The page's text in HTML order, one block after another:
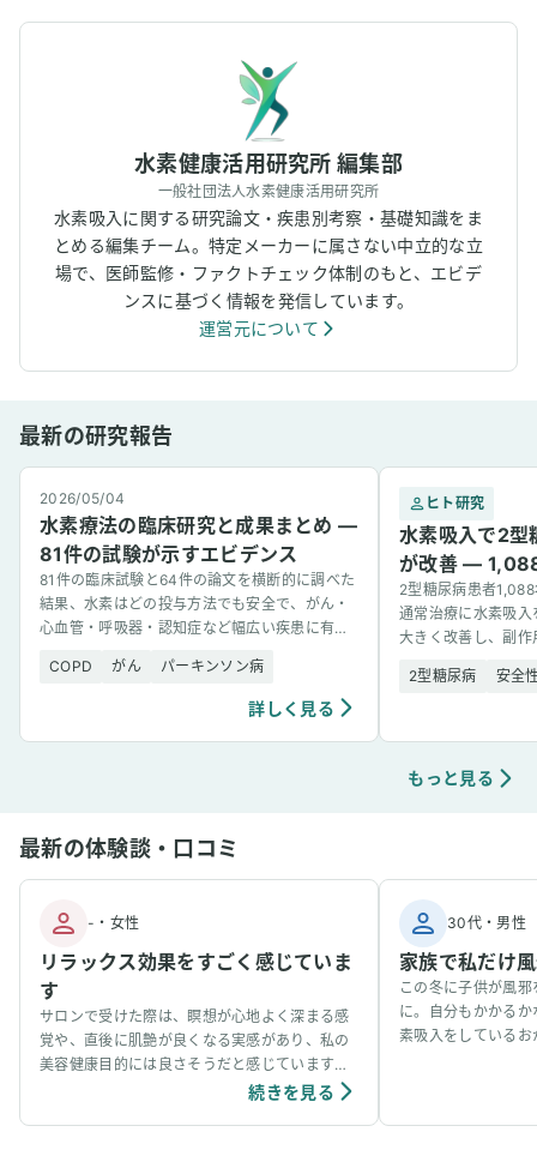
水素健康活用研究所 編集部
一般社団法人水素健康活用研究所
水素吸入に関する研究論文・疾患別考察・基礎知識をま
とめる編集チーム。特定メーカーに属さない中立的な立
場で、医師監修・ファクトチェック体制のもと、エビデ
ンスに基づく情報を発信しています。
運営元について
最新の研究報告
2026/05/04
水素療法の臨床研究と成果まとめ —
81件の試験が示すエビデンス
81件の臨床試験と64件の論文を横断的に調べた
結果、水素はどの投与方法でも安全で、がん・
心血管・呼吸器・認知症など幅広い疾患に有望
COPD
がん パーキンソン病
詳しく見る
ヒト研究
水素吸入で2型
が改善 —
2型糖尿病患者
通常治療に水素吸
大きく改善し、副
2型糖尿病 安全
もっと見る
最新の体験談・口コミ
- ・ 女性
リラックス効果をすごく感じていま
す
サロンで受けた際は、瞑想が心地よく深まる感
覚や、直後に肌艶が良くなる実感があり、私の
美容健康目的には良さそうだと感じています。
個人の感想ではありますが、吸入中は、脳波が
続きを見る
30代・男性
家族で私だけ
この冬に子供が風
に。自分もかかる
素吸入をしている